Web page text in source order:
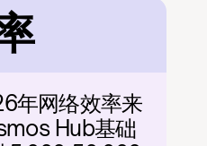
年网络效率来
Hub基础